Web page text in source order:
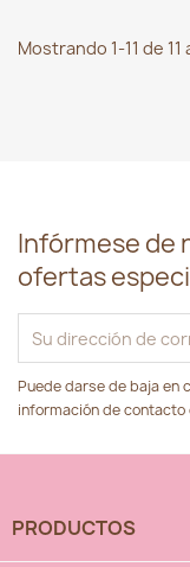
Mostrando 1-11 de
Infórmese de
ofertas
Puede darse de baja en
información de contacto
PRODUCTOS